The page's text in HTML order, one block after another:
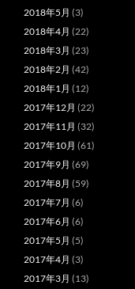
2018年5月 (3)
2018年4月 (22)
2018年3月 (23)
2018年2月 (42)
2018年1月 (12)
2017年12月 (22)
2017年11月 (32)
2017年10月 (61)
2017年9月 (69)
2017年8月 (59)
2017年7月 (6)
2017年6月 (6)
2017年5月 (5)
2017年4月 (3)
2017年3月 (13)